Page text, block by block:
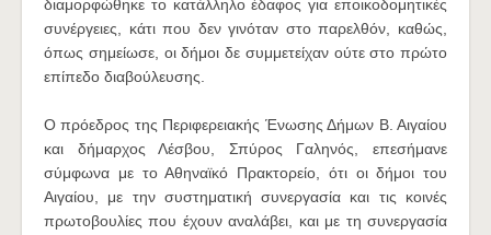
διαμορφώθηκε το κατάλληλο έδαφος για εποικοδομητικές
συνέργειες, κάτι που δεν γινόταν στο παρελθόν, καθώς,
όπως σημείωσε, οι δήμοι δε συμμετείχαν ούτε στο πρώτο
επίπεδο διαβούλευσης.
Ο πρόεδρος της Περιφερειακής Ένωσης Δήμων Β. Αιγαίου
και δήμαρχος Λέσβου, Σπύρος Γαληνός, επεσήμανε
σύμφωνα με το Αθηναϊκό Πρακτορείο, ότι οι δήμοι του
Αιγαίου, με την συστηματική συνεργασία και τις κοινές
πρωτοβουλίες που έχουν αναλάβει, και με τη συνεργασία